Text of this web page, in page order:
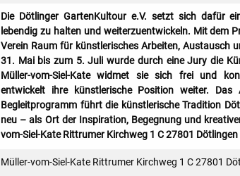
Die Dötlinger GartenKultour e.V. setzt sich dafür
lebendig zu halten und weiterzuentwickeln. Mit dem
Verein Raum für künstlerisches Arbeiten, Austausch
31. Mai bis zum 5. Juli wurde durch eine Jury die
Müller-vom-Siel-Kate widmet sie sich frei und
entwickelt ihre künstlerische Position weiter. Das
Begleitprogramm führt die künstlerische Tradition
neu – als Ort der Inspiration, Begegnung und
vom-Siel-Kate Rittrumer Kirchweg 1 C 27801 Dötlingen
Müller-vom-Siel-Kate Rittrumer Kirchweg 1 C 27801